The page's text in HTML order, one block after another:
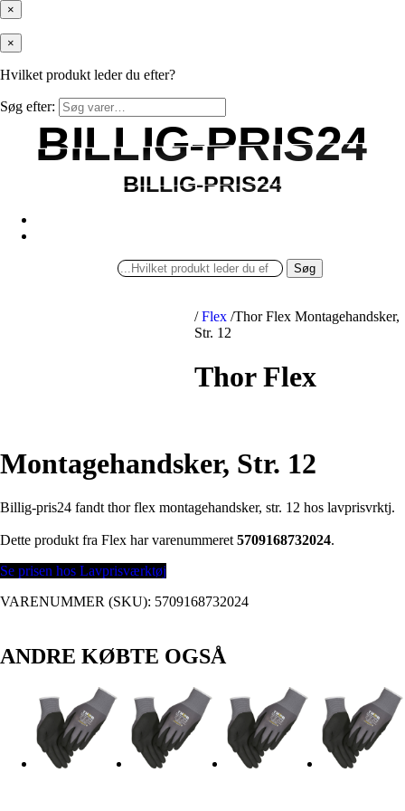
×
×
Hvilket produkt leder du efter?
Søg efter:
BILLIG-PRIS24
BILLIG-PRIS24
BILLIG-PRIS24
BILLIG-PRIS24
Søg
/ Flex /Thor Flex Montagehandsker,
Str. 12
Thor Flex
Montagehandsker, Str. 12
Billig-pris24 fandt thor flex montagehandsker, str. 12 hos lavprisvrktj.
Dette produkt fra Flex har varenummeret5709168732024.
Se prisen hos Lavprisværktøj
VARENUMMER (SKU): 5709168732024
ANDRE KØBTE OGSÅ